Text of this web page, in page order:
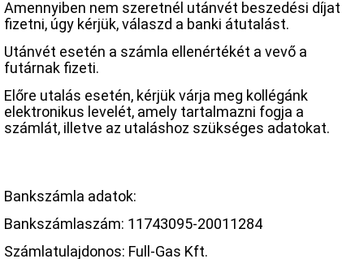
Amennyiben nem szeretnél utánvét beszedési díjat
fizetni, úgy kérjük, válaszd a banki átutalást.
Utánvét esetén a számla ellenértékét a vevő a
futárnak fizeti.
Előre utalás esetén, kérjük várja meg kollégánk
elektronikus levelét, amely tartalmazni fogja a
számlát, illetve az utaláshoz szükséges adatokat.
Bankszámla adatok:
Bankszámlaszám: 11743095-20011284
Számlatulajdonos: Full-Gas Kft.